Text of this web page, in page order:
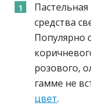
средства
Популярно
розового,
гамме не
цвет.